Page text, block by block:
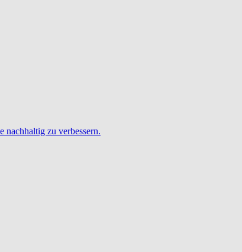
nachhaltig zu verbessern.